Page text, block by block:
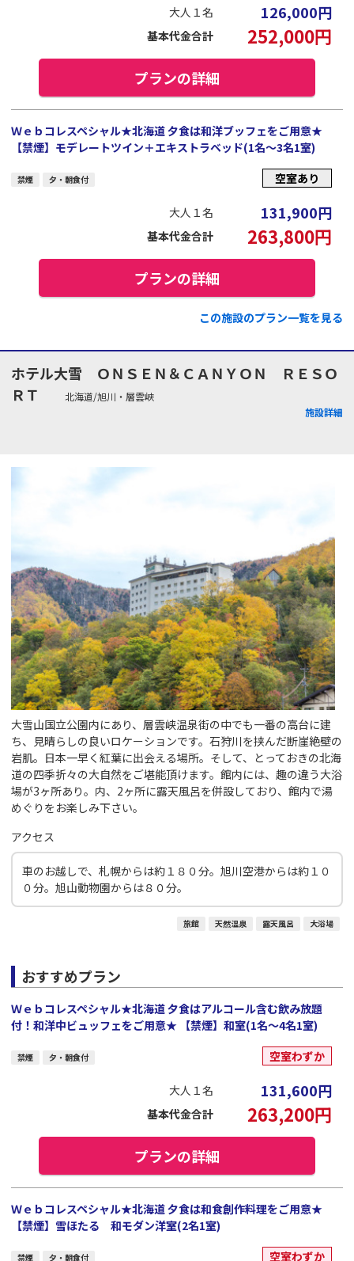
大人１名 126,000円
基本代金合計 252,000円
プランの詳細
Ｗｅｂコレスペシャル★北海道 夕食は和洋ブッフェをご用意★
【禁煙】モデレートツイン＋エキストラベッド(1名～3名1室)
禁煙 夕・朝食付 空室あり
大人１名 131,900円
基本代金合計 263,800円
プランの詳細
この施設のプラン一覧を見る
ホテル大雪 ＯＮＳＥＮ＆ＣＡＮＹＯＮ ＲＥＳＯ
ＲＴ
北海道/旭川・層雲峡
施設詳細
大雪山国立公園内にあり、層雲峡温泉街の中でも一番の高台に建
ち、見晴らしの良いロケーションです。石狩川を挟んだ断崖絶壁の
岩肌。日本一早く紅葉に出会える場所。そして、とっておきの北海
道の四季折々の大自然をご堪能頂けます。館内には、趣の違う大浴
場が3ヶ所あり。内、2ヶ所に露天風呂を併設しており、館内で湯
めぐりをお楽しみ下さい。
アクセス
車のお越しで、札幌からは約１８０分。旭川空港からは約１０
０分。旭山動物園からは８０分。
旅館 天然温泉 露天風呂 大浴場
おすすめプラン
Ｗｅｂコレスペシャル★北海道 夕食はアルコール含む飲み放題
付！和洋中ビュッフェをご用意★ 【禁煙】和室(1名～4名1室)
禁煙 夕・朝食付 空室わずか
大人１名 131,600円
基本代金合計 263,200円
プランの詳細
Ｗｅｂコレスペシャル★北海道 夕食は和食創作料理をご用意★
【禁煙】雪ほたる 和モダン洋室(2名1室)
禁煙 夕・朝食付 空室わずか